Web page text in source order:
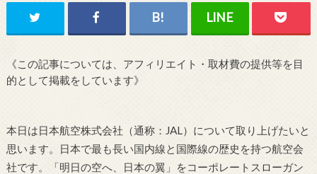
《この記事については、アフィリエイト・取材費の提供等を目
的として掲載をしています》
本日は日本航空株式会社（通称：JAL）について取り上げたいと
思います。日本で最も長い国内線と国際線の歴史を持つ航空会
社です。「明日の空へ、日本の翼」をコーポレートスローガン